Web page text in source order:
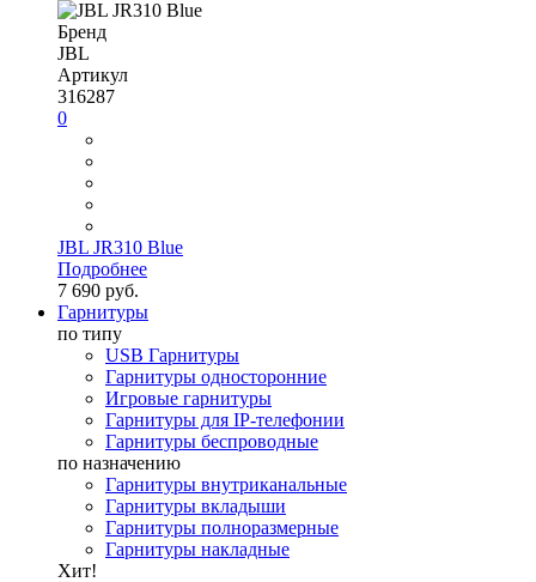
Бренд
JBL
Артикул
316287
0
JBL JR310 Blue
Подробнее
7 690 руб.
Гарнитуры
по типу
USB Гарнитуры
Гарнитуры односторонние
Игровые гарнитуры
Гарнитуры для IP-телефонии
Гарнитуры беспроводные
по назначению
Гарнитуры внутриканальные
Гарнитуры вкладыши
Гарнитуры полноразмерные
Гарнитуры накладные
Хит!